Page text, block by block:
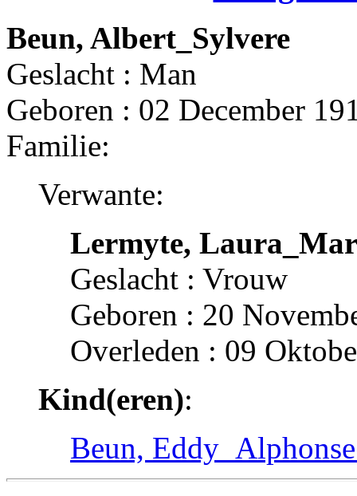
Beun, Albert_Sylvere
Geslacht : Man
Geboren : 02 December
Familie:
Verwante:
Lermyte,
Geslacht : Vrouw
Geboren : 20
Overleden : 09
Kind(eren):
Beun,